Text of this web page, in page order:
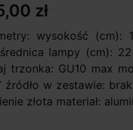
zł
wysokość (cm):
lampy (cm):
trzonka: GU10 max
źródło w zestawie:
złota materiał: